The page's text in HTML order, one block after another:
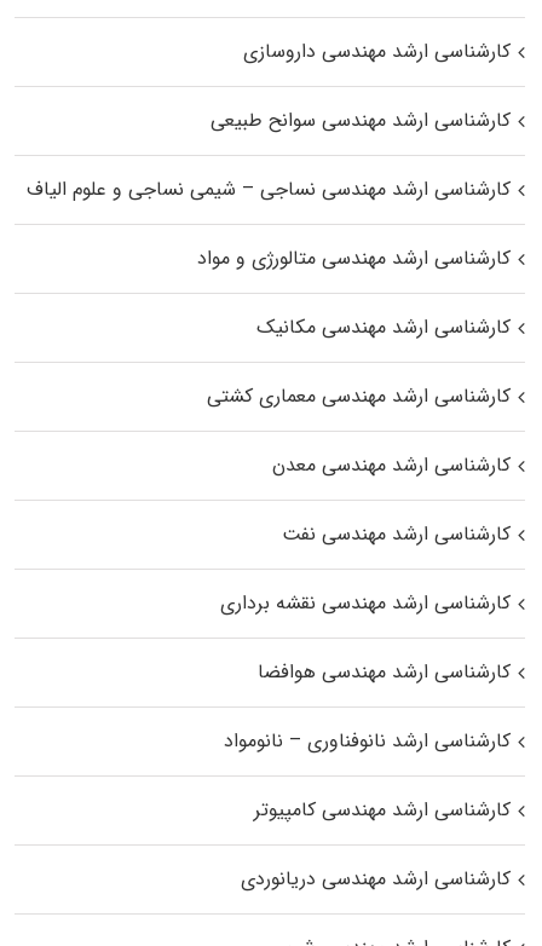
کارشناسی ارشد مهندسی داروسازی
کارشناسی ارشد مهندسی سوانح طبیعی
کارشناسی ارشد مهندسی نساجی – شیمی نساجی و علوم الیاف
کارشناسی ارشد مهندسی متالورژی و مواد
کارشناسی ارشد مهندسی مکانیک
کارشناسی ارشد مهندسی معماری کشتی
کارشناسی ارشد مهندسی معدن
کارشناسی ارشد مهندسی نفت
کارشناسی ارشد مهندسی نقشه برداری
کارشناسی ارشد مهندسی هوافضا
کارشناسی ارشد نانوفناوری – نانومواد
کارشناسی ارشد مهندسی کامپیوتر
کارشناسی ارشد مهندسی دریانوردی